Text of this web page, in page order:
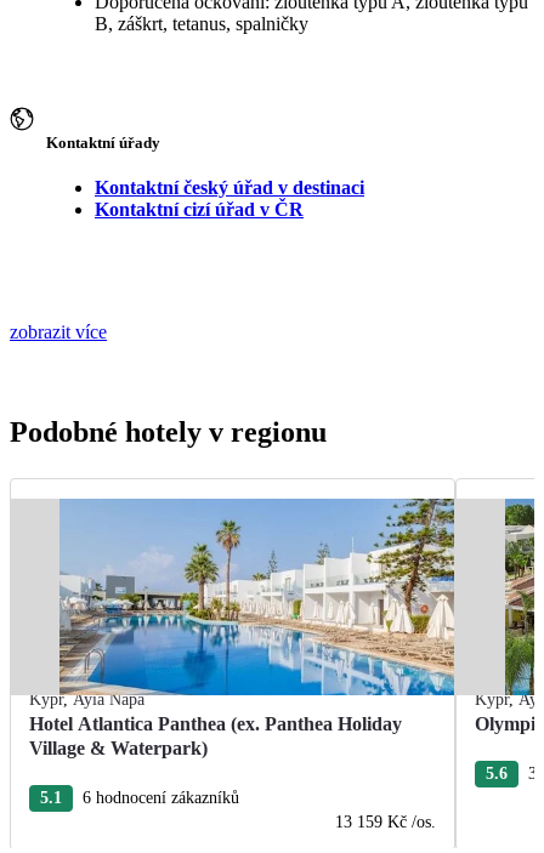
B, záškrt, tetanus, spalničky
Kontaktní úřady
Kontaktní český úřad v destinaci
Kontaktní cizí úřad v ČR
zobrazit více
Podobné hotely v regionu
Kypr,Ayia Napa
Hotel Atlantica Panthea (ex. Panthea Holiday
Village & Waterpark)
5.1
6 hodnocení zákazníků
13 159 Kč /os.
Kypr,
5.6 3